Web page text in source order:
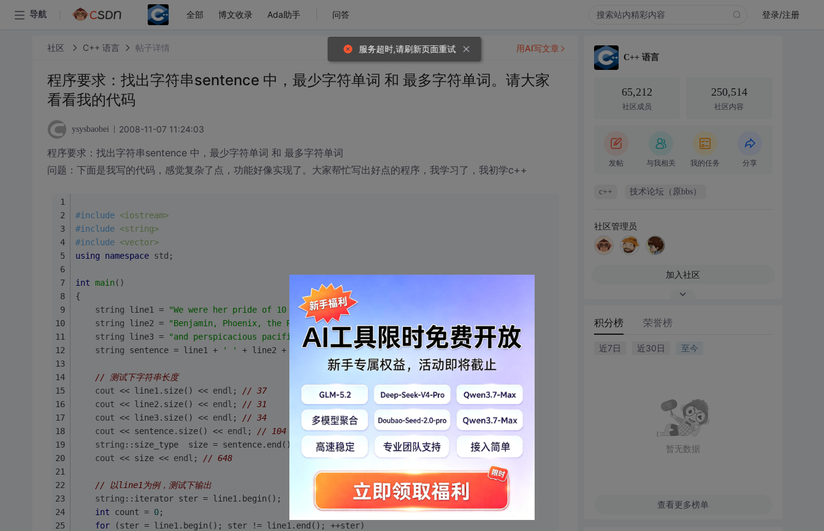
导航 全部 博文收录 Ada助手 问答 登录/注册
社区 C++ 语言 帖子详情
程序要求：找出字符串sentence 中，最少字符单词 和 最多字符单词。请大家
看看我的代码
ysysbaobei 2008-11-07 11:24:03
程序要求：找出字符串sentence 中，最少字符单词 和 最多字符单词
问题：下面是我写的代码，感觉复杂了点，功能好像实现了。大家帮忙写出好点的程序，我学习了，我初学c++
#include <iostream>
#include <string>
#include <vector>
using
namespace std ;
int main()
{
string line1 = "We were her pride of 10 she named us:"
string line2 = "Benjamin, Phoenix, the Prodigal";
string line3 = "and perspicacious pacific Suzannne"
string sentence = line1 + ' ' + line2 + ' ' + line3;
// 测试下字符串长度
cout << line1.size() << endl ; // 37
cout << line2.size() << endl ; // 31
cout << line3.size() << endl ; // 34
cout << sentence.size() << endl ; // 104
string ::size_type  size = sentence.end() - line3.begin();
cout << size << endl ; // 648
// 以line1为例，测试下输出
string ::iterator ster = line1.begin();
int count = 0;
for (ster = line1.begin(); ster != line1.end(); ++ster)
用AI写文章
C++ 语言
65,212
社区成员
250,514
社区内容
发帖 与我相关 我的任务 分享
c++ 技术论坛（原bbs）
社区管理员
加入社区
积分榜 荣誉榜
近7日 近30日 至今
暂无数据
查看更多榜单
服务超时,请刷新页面重试